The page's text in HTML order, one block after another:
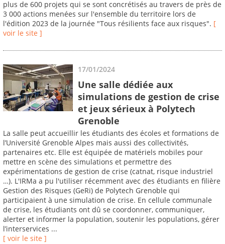
plus de 600 projets qui se sont concrétisés au travers de près de
3 000 actions menées sur l'ensemble du territoire lors de
l'édition 2023 de la journée "Tous résilients face aux risques". [
voir le site ]
17/01/2024
Une salle dédiée aux
simulations de gestion de crise
et jeux sérieux à Polytech
Grenoble
La salle peut accueillir les étudiants des écoles et formations de
l’Université Grenoble Alpes mais aussi des collectivités,
partenaires etc. Elle est équipée de matériels mobiles pour
mettre en scène des simulations et permettre des
expérimentations de gestion de crise (catnat, risque industriel
…). L'IRMa a pu l'utiliser récemment avec des étudiants en filière
Gestion des Risques (GeRi) de Polytech Grenoble qui
participaient à une simulation de crise. En cellule communale
de crise, les étudiants ont dû se coordonner, communiquer,
alerter et informer la population, soutenir les populations, gérer
l’interservices ...
[ voir le site ]